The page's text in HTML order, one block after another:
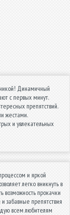
Динамичный
с первых минут.
препятствий.
жестами.
и увлекательных
и яркой
легко вникнуть в
возможность прокачки
забавные препятствия
всем любителям